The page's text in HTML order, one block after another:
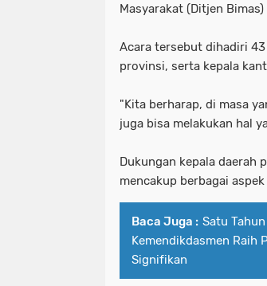
Masyarakat (Ditjen
Acara tersebut dihadiri
provinsi, serta kepala
"Kita berharap, di masa
juga bisa melakukan hal
Dukungan kepala daerah
mencakup berbagai
Baca Juga : Satu
Kemendikdasmen Raih
Signifikan